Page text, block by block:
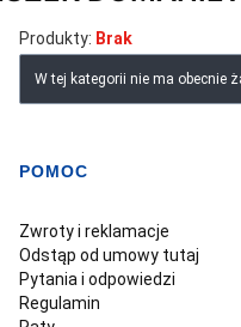
Produkty: Brak
Lista produktów
W tej kategorii nie ma obecnie
Linki w stopce
POMOC
Zwroty i reklamacje
Odstąp od umowy tutaj
Pytania i odpowiedzi
Regulamin